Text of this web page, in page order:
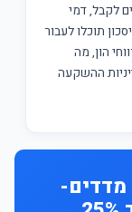
לקבל, דמי
תוכלו לעבור
הון, מה
ההשקעה